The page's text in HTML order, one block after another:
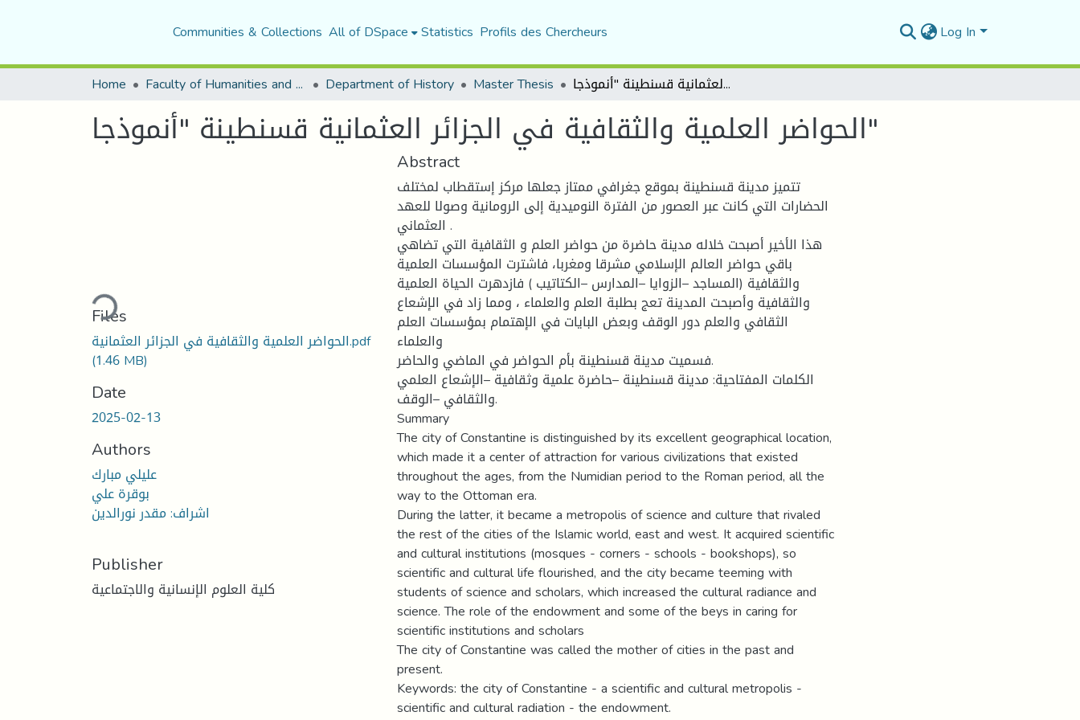
Communities & Collections All of DSpace Statistics Profils des Chercheurs Log In
Home Faculty of Humanities and Social Sciences Department of History Master Thesis الحواضر العلمية والثقافية في الجزائر العثمانية قسنطينة "أنموذجا"
الحواضر العلمية والثقافية في الجزائر العثمانية قسنطينة "أنموذجا"
Loading...
Files
الحواضر العلمية والثقافية في الجزائر العثمانية.pdf
(1.46 MB)
Date
2025-02-13
Authors
عليلي مبارك
بوقرة علي
اشراف: مقدر نورالدين
Publisher
كلية العلوم الإنسانية والاجتماعية
Abstract
تتميز مدينة قسنطينة بموقع جغرافي ممتاز جعلها مركز إستقطاب لمختلف
الحضارات التي كانت عبر العصور من الفترة النوميدية إلى الرومانية وصولا للعهد
العثماني .
هذا الأخير أصبحت خلاله مدينة حاضرة من حواضر العلم و الثقافية التي تضاهي
باقي حواضر العالم الإسلامي مشرقا ومغربا، فاشترت المؤسسات العلمية
والثقافية (المساجد –الزوايا –المدارس –الكتاتيب ) فازدهرت الحياة العلمية
والثقافية وأصبحت المدينة تعج بطلبة العلم والعلماء ، ومما زاد في الإشعاع
الثقافي والعلم دور الوقف وبعض البايات في الإهتمام بمؤسسات العلم
والعلماء
فسميت مدينة قسنطينة بأم الحواضر في الماضي والحاضر.
الكلمات المفتاحية: مدينة قسنطينة –حاضرة علمية وثقافية –الإشعاع العلمي
والثقافي –الوقف.
Summary
The city of Constantine is distinguished by its excellent geographical location,
which made it a center of attraction for various civilizations that existed
throughout the ages, from the Numidian period to the Roman period, all the
way to the Ottoman era.
During the latter, it became a metropolis of science and culture that rivaled
the rest of the cities of the Islamic world, east and west. It acquired scientific
and cultural institutions (mosques - corners - schools - bookshops), so
scientific and cultural life flourished, and the city became teeming with
students of science and scholars, which increased the cultural radiance and
science. The role of the endowment and some of the beys in caring for
scientific institutions and scholars
The city of Constantine was called the mother of cities in the past and
present.
Keywords: the city of Constantine - a scientific and cultural metropolis -
scientific and cultural radiation - the endowment.